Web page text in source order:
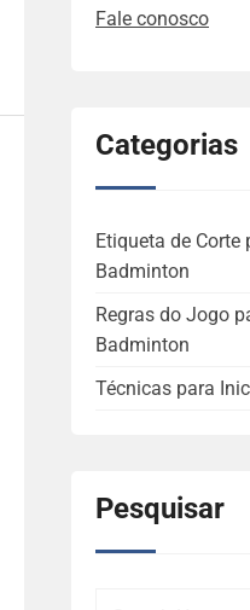
Fale conosco
Categorias
Etiqueta de
Badminton
Regras do Jogo
Badminton
Técnicas para
Pesquisar